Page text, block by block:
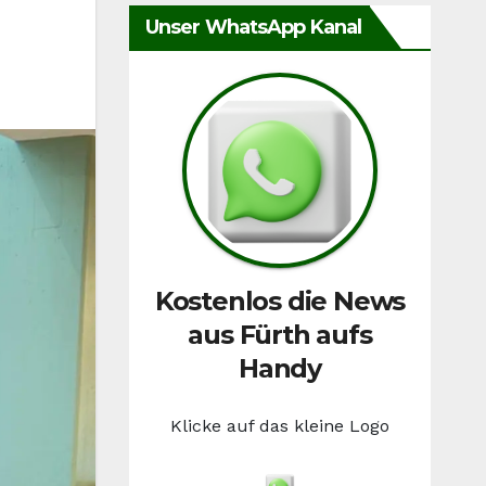
Unser WhatsApp Kanal
Kostenlos die News
aus Fürth aufs
Handy
Klicke auf das kleine Logo